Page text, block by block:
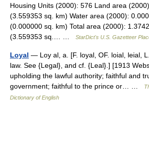
Housing Units (2000): 576 Land area
(3.559353 sq. km) Water area (2000):
(0.000000 sq. km) Total area (2000):
(3.559353 sq.… …
StarDict's U.S. Gazetteer
Loyal — Loy al, a. [F. loyal, OF. loial, leial,
law. See {Legal}, and cf. {Leal}.] [1913
upholding the lawful authority; faithful and
government; faithful to the prince or… …
Dictionary of English